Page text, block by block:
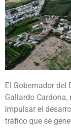
El Gobernador
Gallardo
impulsar el
tráfico que se